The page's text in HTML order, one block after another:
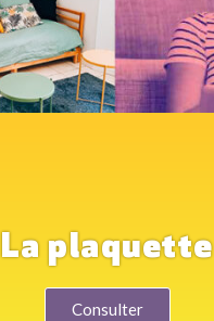
La plaquette
Consulter